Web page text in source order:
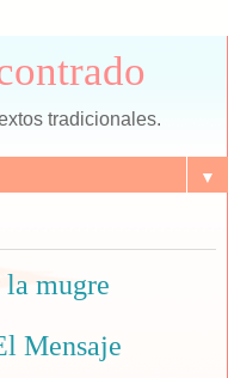
tradicionales.
▼
la mugre
Mensaje